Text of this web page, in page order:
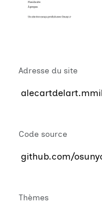
Adresse du site
Code source
github.com/
Thèmes